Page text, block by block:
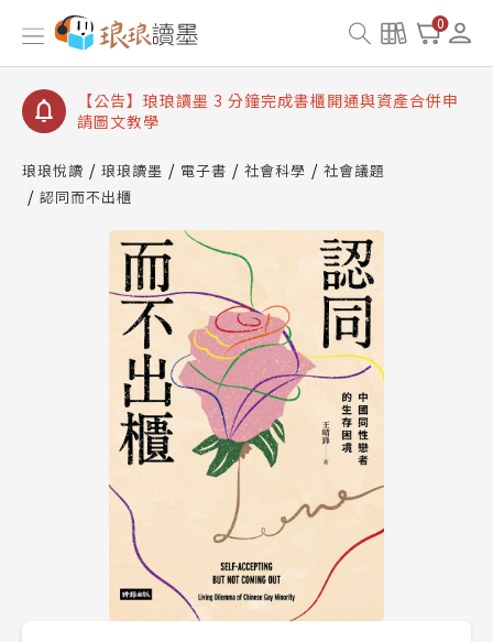
0
【公告】琅琅讀墨數位閱讀資產合併與書櫃開通申請
【公告】琅琅讀墨書櫃開通常見問題
【公告】琅琅讀墨 3 分鐘完成書櫃開通與資產合併申
請圖文教學
查詢
【公告】琅琅讀墨數位閱讀資產合併與書櫃開通申請
琅琅悅讀 琅琅讀墨 電子書 社會科學
社會議題
認同而不出櫃